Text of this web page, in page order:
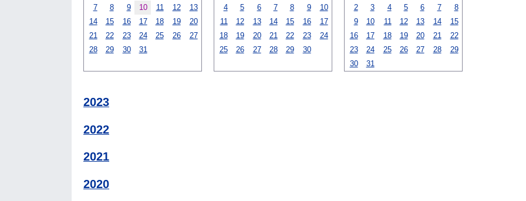
7
8 9 10 11 12
13
14
15 16 17 18 19
20
21
22 23 24 25 26
27
28
29 30 31
4
5 6 7 8 9
10
11
12 13 14 15 16
17
18
19 20 21 22 23
24
25
26 27 28 29 30
2
3 4 5 6 7
8
9
10 11 12 13 14
15
16
17 18 19 20 21
22
23
24 25 26 27 28
29
30
31
2023
2022
2021
2020